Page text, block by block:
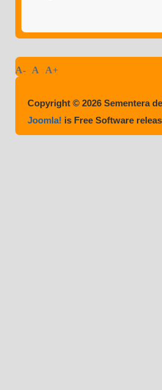
A- A A+
Copyright © 2026 Sementera
Joomla! is Free Software